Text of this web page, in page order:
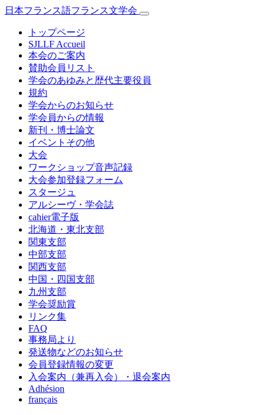
日本フランス語フランス文学会
トップページ
SJLLF Accueil
本会のご案内
賛助会員リスト
学会のあゆみと歴代主要役員
規約
学会からのお知らせ
学会員からの情報
新刊・博士論文
イベントその他
大会
ワークショップ音声記録
大会参加登録フォーム
スタージュ
アルシーヴ・学会誌
cahier電子版
北海道・東北支部
関東支部
中部支部
関西支部
中国・四国支部
九州支部
学会奨励賞
リンク集
FAQ
事務局より
発送物などのお知らせ
会員登録情報の変更
入会案内（兼再入会）・退会案内
Adhésion
français